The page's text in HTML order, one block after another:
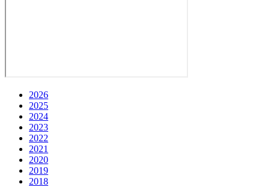
2026
2025
2024
2023
2022
2021
2020
2019
2018